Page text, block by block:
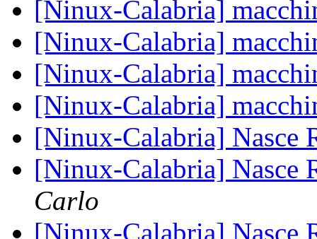
[Ninux-Calabria]
[Ninux-Calabria]
[Ninux-Calabria]
[Ninux-Calabria]
[Ninux-Calabria] Nasce
[Ninux-Calabria] Nasce
Carlo
[Ninux-Calabria] Nasce